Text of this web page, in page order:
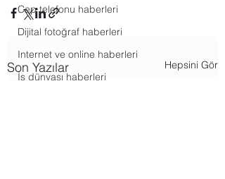
Cep telefonu haberleri
Dijital fotoğraf haberleri
Internet ve online haberleri
İş dünyası haberleri
Son Yazılar Hepsini Gör